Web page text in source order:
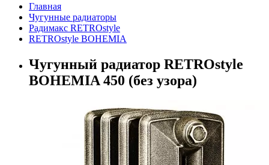
Главная
Чугунные радиаторы
Радимакс RETROstyle
RETROstyle BOHEMIA
Чугунный радиатор RETROstyle
BOHEMIA 450 (без узора)